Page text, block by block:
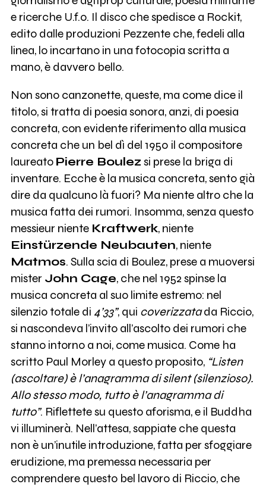
e ricerche U.f.o. Il disco che spedisce a Rockit,
edito dalle produzioni Pezzente che, fedeli alla
linea, lo incartano in una fotocopia scritta a
mano, è davvero bello.
Non sono canzonette, queste, ma come dice il
titolo, si tratta di poesia sonora, anzi, di poesia
concreta, con evidente riferimento alla musica
concreta che un bel dì del 1950 il compositore
laureato Pierre Boulez si prese la briga di
inventare. Ecche è la musica concreta, sento già
dire da qualcuno là fuori? Ma niente altro che la
musica fatta dei rumori. Insomma, senza questo
messieur niente Kraftwerk, niente
Einstürzende Neubauten, niente
Matmos. Sulla scia di Boulez, prese a muoversi
mister John Cage, che nel 1952 spinse la
musica concreta al suo limite estremo: nel
silenzio totale di 4’33”, qui coverizzatada Riccio,
si nascondeva l’invito all’ascolto dei rumori che
stanno intorno a noi, come musica. Come ha
scritto Paul Morley a questo proposito, “Listen
(ascoltare) è l’anagramma di silent (silenzioso).
Allo stesso modo, tutto è l’anagramma di
tutto”. Riflettete su questo aforisma, e il Buddha
vi illuminerà. Nell’attesa, sappiate che questa
non è un’inutile introduzione, fatta per sfoggiare
erudizione, ma premessa necessaria per
comprendere questo bel lavoro di Riccio, che